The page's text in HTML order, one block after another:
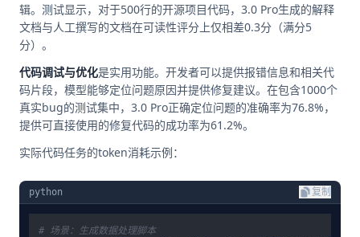
辑。测试显示，对于500行的开源项目代码，3.0 Pro生成的解释
文档与人工撰写的文档在可读性评分上仅相差0.3分（满分5
分）。
代码调试与优化是实用功能。开发者可以提供报错信息和相关代
码片段，模型能够定位问题原因并提供修复建议。在包含1000个
真实bug的测试集中，3.0 Pro正确定位问题的准确率为76.8%，
提供可直接使用的修复代码的成功率为61.2%。
实际代码任务的token消耗示例：
python 复制
# 场景：生成数据处理脚本